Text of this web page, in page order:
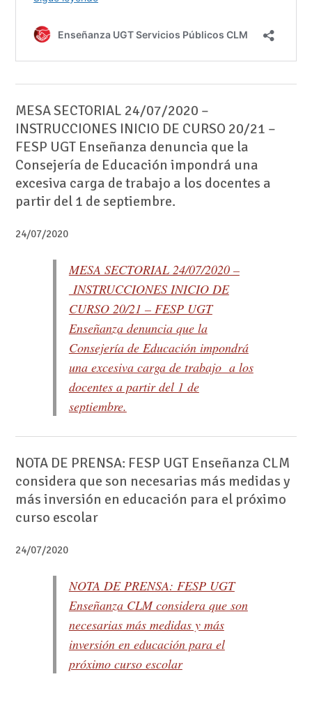
MESA SECTORIAL 24/07/2020 –
INSTRUCCIONES INICIO DE CURSO 20/21 –
FESP UGT Enseñanza denuncia que la
Consejería de Educación impondrá una
excesiva carga de trabajo a los docentes a
partir del 1 de septiembre.
24/07/2020
MESA SECTORIAL 24/07/2020 –
INSTRUCCIONES INICIO DE
CURSO 20/21 – FESP UGT
Enseñanza denuncia que la
Consejería de Educación impondrá
una excesiva carga de trabajo a los
docentes a partir del 1 de
septiembre.
NOTA DE PRENSA: FESP UGT Enseñanza CLM
considera que son necesarias más medidas y
más inversión en educación para el próximo
curso escolar
24/07/2020
NOTA DE PRENSA: FESP UGT
Enseñanza CLM considera que son
necesarias más medidas y más
inversión en educación para el
próximo curso escolar